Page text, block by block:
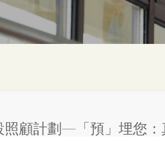
照顧計劃—「預」埋您：